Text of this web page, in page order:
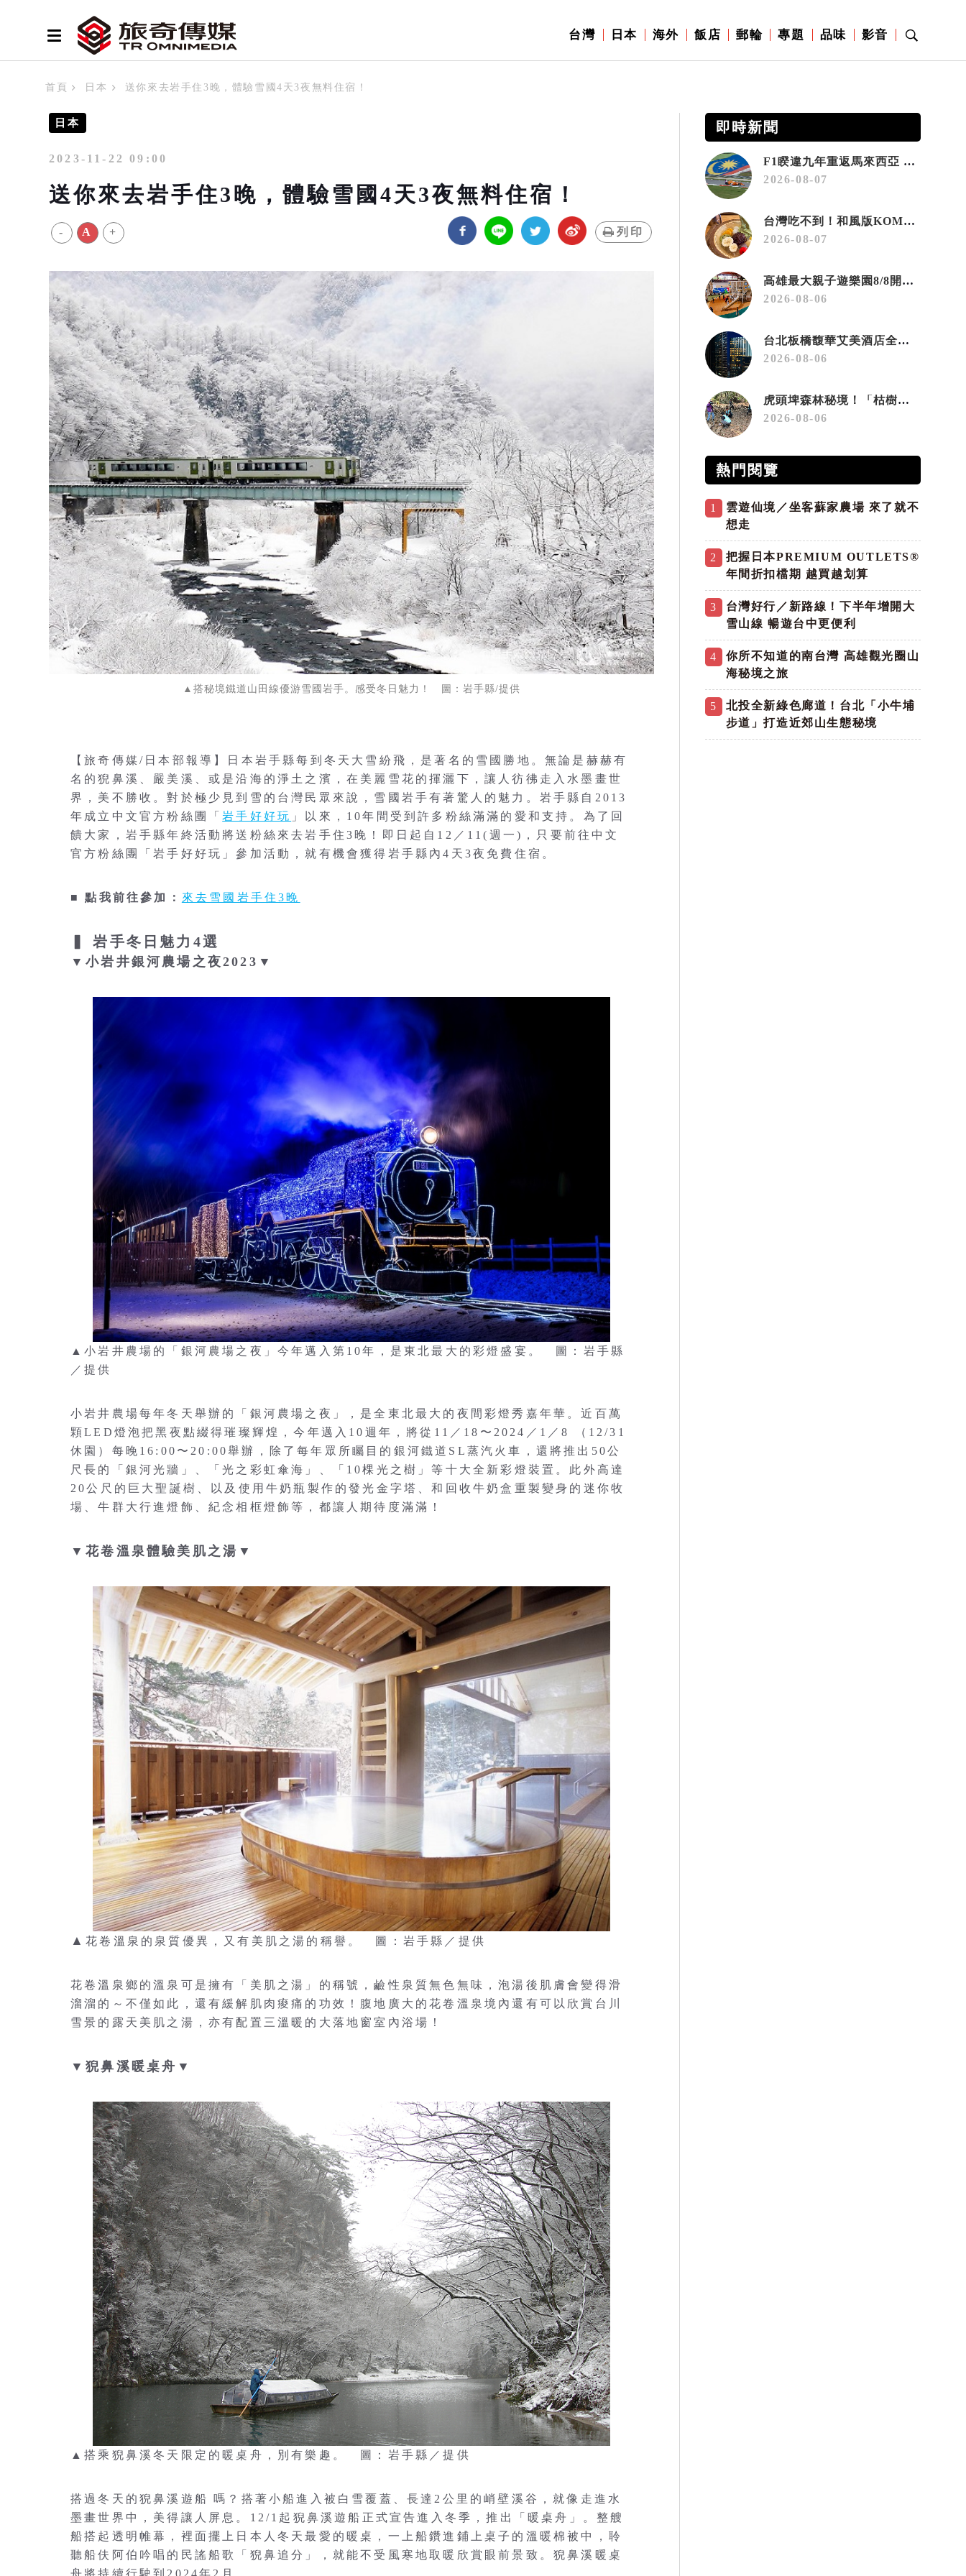
台灣 日本 海外 飯店 郵輪 專題 品味 影音
首頁 日本 送你來去岩手住3晚，體驗雪國4天3夜無料住宿！
日本
2023-11-22 09:00
送你來去岩手住3晚，體驗雪國4天3夜無料住宿！
- A + 列印
▲搭秘境鐵道山田線優游雪國岩手。感受冬日魅力！ 圖：岩手縣/提供
【旅奇傳媒/日本部報導】日本岩手縣每到冬天大雪紛飛，是著名的雪國勝地。無論是赫赫有
名的猊鼻溪、嚴美溪、或是沿海的淨土之濱，在美麗雪花的揮灑下，讓人彷彿走入水墨畫世
界，美不勝收。對於極少見到雪的台灣民眾來說，雪國岩手有著驚人的魅力。岩手縣自2013
年成立中文官方粉絲團「岩手好好玩 」以來，10年間受到許多粉絲滿滿的愛和支持。為了回
饋大家，岩手縣年終活動將送粉絲來去岩手住3晚！即日起自12／11(週一)，只要前往中文
官方粉絲團「岩手好好玩」參加活動，就有機會獲得岩手縣內4天3夜免費住宿。
■ 點我前往參加： 來去雪國岩手住3晚
▍ 岩手冬日魅力4選
▼小岩井銀河農場之夜2023▼
▲小岩井農場的「銀河農場之夜」今年邁入第10年，是東北最大的彩燈盛宴。 圖：岩手縣
／提供
小岩井農場每年冬天舉辦的「銀河農場之夜」，是全東北最大的夜間彩燈秀嘉年華。近百萬
顆LED燈泡把黑夜點綴得璀璨輝煌，今年邁入10週年，將從11／18〜2024／1／8 （12/31
休園）每晚16:00〜20:00舉辦，除了每年眾所矚目的銀河鐵道SL蒸汽火車，還將推出50公
尺長的「銀河光牆」、「光之彩虹傘海」、「10棵光之樹」等十大全新彩燈裝置。此外高達
20公尺的巨大聖誕樹、以及使用牛奶瓶製作的發光金字塔、和回收牛奶盒重製變身的迷你牧
場、牛群大行進燈飾、紀念相框燈飾等，都讓人期待度滿滿！
▼花卷溫泉體驗美肌之湯▼
▲花卷溫泉的泉質優異，又有美肌之湯的稱譽。 圖：岩手縣／提供
花卷溫泉鄉的溫泉可是擁有「美肌之湯」的稱號，鹼性泉質無色無味，泡湯後肌膚會變得滑
溜溜的～不僅如此，還有緩解肌肉痠痛的功效！腹地廣大的花卷溫泉境內還有可以欣賞台川
雪景的露天美肌之湯，亦有配置三溫暖的大落地窗室內浴場！
▼猊鼻溪暖桌舟▼
▲搭乘猊鼻溪冬天限定的暖桌舟，別有樂趣。 圖：岩手縣／提供
搭過冬天的猊鼻溪遊船 嗎？搭著小船進入被白雪覆蓋、長達2公里的峭壁溪谷，就像走進水
墨畫世界中，美得讓人屏息。12/1起猊鼻溪遊船正式宣告進入冬季，推出「暖桌舟」。整艘
船搭起透明帷幕，裡面擺上日本人冬天最愛的暖桌，一上船鑽進鋪上桌子的溫暖棉被中，聆
聽船伕阿伯吟唱的民謠船歌「猊鼻追分」，就能不受風寒地取暖欣賞眼前景致。猊鼻溪暖桌
舟將持續行駛到2024年2月。
即時新聞
F1睽違九年重返馬來西亞 三大國際賽事打造10月運動旅遊熱潮 賽車、自行車、路跑同週登場
2026-08-07
台灣吃不到！和風版KOMEDA咖啡讓你吃遍名古屋在地美食
2026-08-07
高雄最大親子遊樂園8/8開幕！30項設施免費玩、YOYO家族嗨翻暑假
2026-08-06
台北板橋馥華艾美酒店全新開幕 感官藝術策展打造旅居新風格
2026-08-06
虎頭埤森林秘境！「枯樹籬步道」生態復育有成 走進大自然生命教室
2026-08-06
熱門閱覽
1
雲遊仙境／坐客蘇家農場 來了就不
想走
2
把握日本PREMIUM OUTLETS®
年間折扣檔期 越買越划算
3
台灣好行／新路線！下半年增開大
雪山線 暢遊台中更便利
4
你所不知道的南台灣 高雄觀光圈山
海秘境之旅
5
北投全新綠色廊道！台北「小牛埔
步道」打造近郊山生態秘境